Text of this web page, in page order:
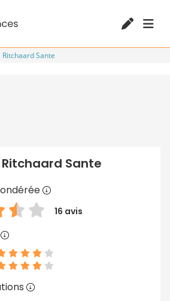
Ritchaard Sante
Sante
16 avis